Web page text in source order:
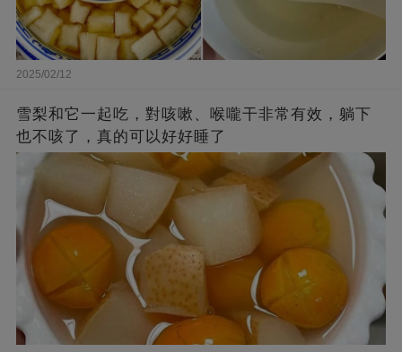
2025/02/12
雪梨和它一起吃，對咳嗽、喉嚨干非常有效，躺下
也不咳了，真的可以好好睡了